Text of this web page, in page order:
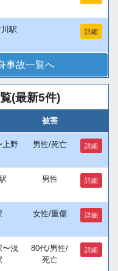
駅 詳細
事故一覧へ
(最新5件)
被害
上野
男性/死亡 詳細
男性 詳細
女性/重傷 詳細
〜浅
80代/男性/
死亡
詳細